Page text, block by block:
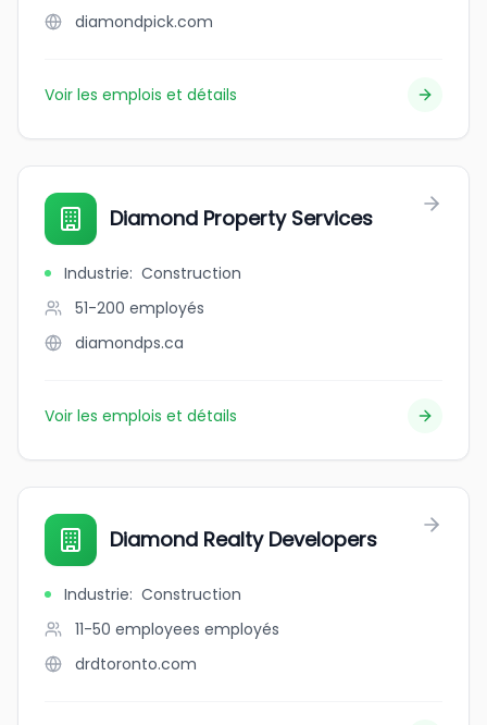
diamondpick.com
Voir les emplois et détails
Diamond Property Services
Industrie: Construction
51-200 employés
diamondps.ca
Voir les emplois et détails
Diamond Realty Developers
Industrie: Construction
11-50 employees employés
drdtoronto.com